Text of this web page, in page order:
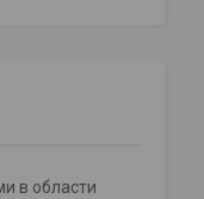
в области